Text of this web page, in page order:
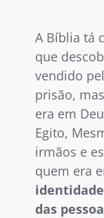
A Bíblia tá
que
vendido
prisão,
era em
Egito,
irmãos e
quem era
das